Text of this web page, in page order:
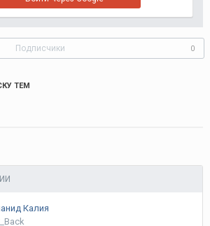
Подписчики 0
ТЕМ
Калия